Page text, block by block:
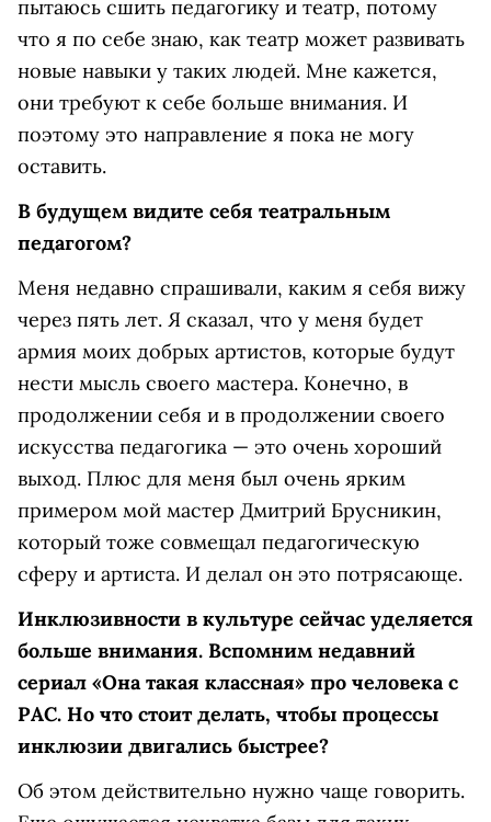
пытаюсь сшить педагогику и театр, потому
что я по себе знаю, как театр может развивать
новые навыки у таких людей. Мне кажется,
они требуют к себе больше внимания. И
поэтому это направление я пока не могу
оставить.
В будущем видите себя театральным
педагогом?
Меня недавно спрашивали, каким я себя вижу
через пять лет. Я сказал, что у меня будет
армия моих добрых артистов, которые будут
нести мысль своего мастера. Конечно, в
продолжении себя и в продолжении своего
искусства педагогика — это очень хороший
выход. Плюс для меня был очень ярким
примером мой мастер Дмитрий Брусникин,
который тоже совмещал педагогическую
сферу и артиста. И делал он это потрясающе.
Инклюзивности в культуре сейчас уделяется
больше внимания. Вспомним недавний
сериал «Она такая классная» про человека с
РАС. Но что стоит делать, чтобы процессы
инклюзии двигались быстрее?
Об этом действительно нужно чаще говорить.